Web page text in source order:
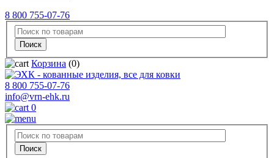
8 800 755-07-76
Корзина (0)
8 800 755-07-76
info@vrn-ehk.ru
0